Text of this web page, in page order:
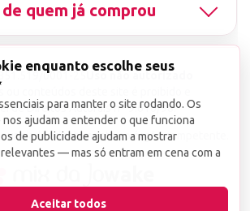
quem já comprou
0001-25
ou conteúdos deste site é proibido e
de Direitos Autorais nº 9.610/98.
diretamente ao órgão competente.
enquanto escolhe seus
para manter o site rodando. Os
ajudam a entender o que funciona
de publicidade ajudam a mostrar
— mas só entram em cena com a
Aceitar todos